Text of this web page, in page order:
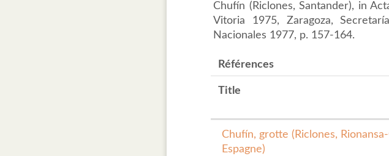
Chufín (Riclones, Santander), in
Vitoria 1975, Zaragoza,
Nacionales 1977, p. 157-164.
Références
Title
Chufín, grotte (Riclones,
Espagne)